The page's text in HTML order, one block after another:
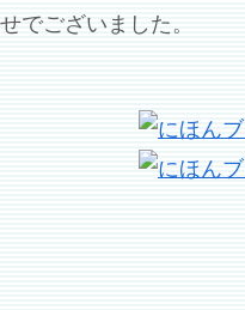
せでございました。